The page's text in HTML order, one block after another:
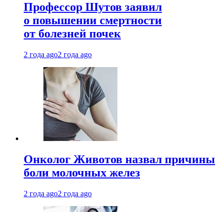
Профессор Шутов заявил
о повышении смертности
от болезней почек
2 года ago2 года ago
Онколог Животов назвал причины
боли молочных желез
2 года ago2 года ago